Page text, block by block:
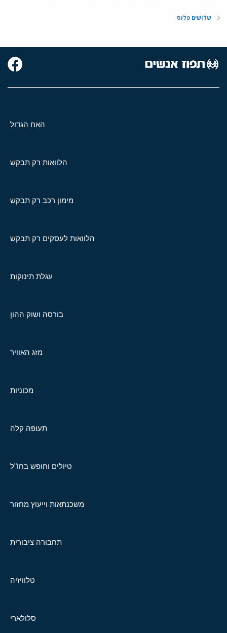
שלושים פלוס
האח הגדול
הלוואות רק תבקש
מימון רכב רק תבקש
הלוואות לעסקים רק תבקש
עגלת תינוקות
בורסה ושוק ההון
מזג האוויר
מכוניות
תעופה קלה
טיולים וחופש בחו"ל
משכנתאות וייעוץ מחזור
תחבורה ציבורית
טלוויזיה
סלולארי